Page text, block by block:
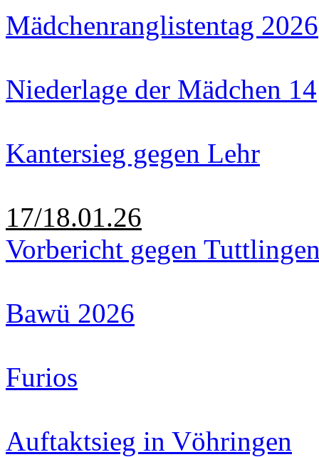
Mädchenranglistentag 2026
Niederlage der Mädchen 14
Kantersieg gegen Lehr
17/18.01.26
Vorbericht gegen
Bawü 2026
Furios
Auftaktsieg in Vöhringen